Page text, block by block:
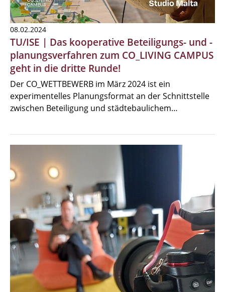
08.02.2024
TU/ISE | Das kooperative Beteiligungs- und -
planungsverfahren zum CO_LIVING CAMPUS
geht in die dritte Runde!
Der CO_WETTBEWERB im März 2024 ist ein
experimentelles Planungsformat an der Schnittstelle
zwischen Beteiligung und städtebaulichem…